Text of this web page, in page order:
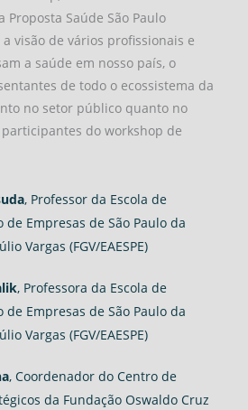
Proposta Saúde São Paulo
visão de vários profissionais e
a saúde em nosso país, o
de todo o ecossistema da
no setor público quanto no
do workshop de
, Professor da Escola de
Empresas de São Paulo da
Vargas (FGV/EAESPE)
, Professora da Escola de
Empresas de São Paulo da
Vargas (FGV/EAESPE)
, Coordenador do Centro de
da Fundação Oswaldo Cruz